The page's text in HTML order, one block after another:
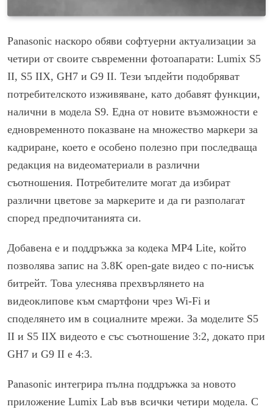
Panasonic наскоро обяви софтуерни актуализации за
четири от своите съвременни фотоапарати: Lumix S5
II, S5 IIX, GH7 и G9 II. Тези ъпдейти подобряват
потребителското изживяване, като добавят функции,
налични в модела S9. Една от новите възможности е
едновременното показване на множество маркери за
кадриране, което е особено полезно при последваща
редакция на видеоматериали в различни
съотношения. Потребителите могат да избират
различни цветове за маркерите и да ги разполагат
според предпочитанията си.
Добавена е и поддръжка за кодека MP4 Lite, който
позволява запис на 3.8K open-gate видео с по-нисък
битрейт. Това улеснява прехвърлянето на
видеоклипове към смартфони чрез Wi-Fi и
споделянето им в социалните мрежи. За моделите S5
II и S5 IIX видеото е със съотношение 3:2, докато при
GH7 и G9 II е 4:3.
Panasonic интегрира пълна поддръжка за новото
приложение Lumix Lab във всички четири модела. С